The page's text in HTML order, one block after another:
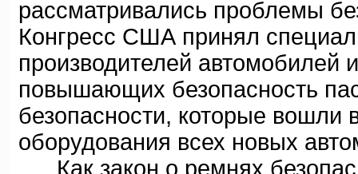
рассматривались проблемы
Конгресс США принял
производителей автомобилей
повышающих безопасность
безопасности, которые вошли
оборудования всех новых
Как закон о ремнях